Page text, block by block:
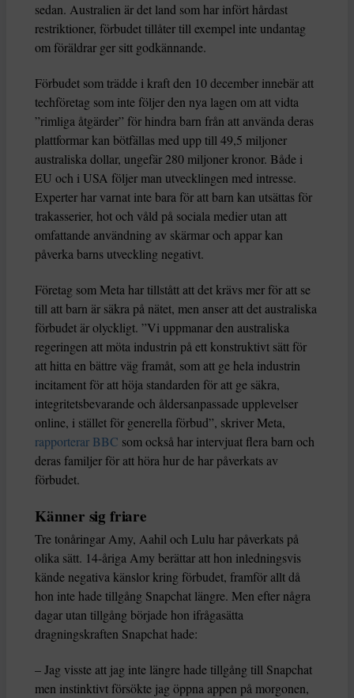
sedan. Australien är det land som har infört hårdast
restriktioner, förbudet tillåter till exempel inte undantag
om föräldrar ger sitt godkännande.
Förbudet som trädde i kraft den 10 december innebär att
techföretag som inte följer den nya lagen om att vidta
”rimliga åtgärder” för hindra barn från att använda deras
plattformar kan bötfällas med upp till 49,5 miljoner
australiska dollar, ungefär 280 miljoner kronor. Både i
EU och i USA följer man utvecklingen med intresse.
Experter har varnat inte bara för att barn kan utsättas för
trakasserier, hot och våld på sociala medier utan att
omfattande användning av skärmar och appar kan
påverka barns utveckling negativt.
Företag som Meta har tillstått att det krävs mer för att se
till att barn är säkra på nätet, men anser att det australiska
förbudet är olyckligt. ”Vi uppmanar den australiska
regeringen att möta industrin på ett konstruktivt sätt för
att hitta en bättre väg framåt, som att ge hela industrin
incitament för att höja standarden för att ge säkra,
integritetsbevarande och åldersanpassade upplevelser
online, i stället för generella förbud”, skriver Meta,
rapporterar BBC som också har intervjuat flera barn och
deras familjer för att höra hur de har påverkats av
förbudet.
Känner sig friare
Tre tonåringar Amy, Aahil och Lulu har påverkats på
olika sätt. 14-åriga Amy berättar att hon inledningsvis
kände negativa känslor kring förbudet, framför allt då
hon inte hade tillgång Snapchat längre. Men efter några
dagar utan tillgång började hon ifrågasätta
dragningskraften Snapchat hade:
– Jag visste att jag inte längre hade tillgång till Snapchat
men instinktivt försökte jag öppna appen på morgonen,